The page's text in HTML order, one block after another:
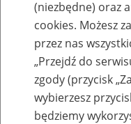
Praca w ZUS
Wszystkie
Jednostka ZUS:
(niezbędne) oraz
cookies. Możesz
przez nas
„Przejdź do
zgody (przycisk
wybierzesz
będziemy